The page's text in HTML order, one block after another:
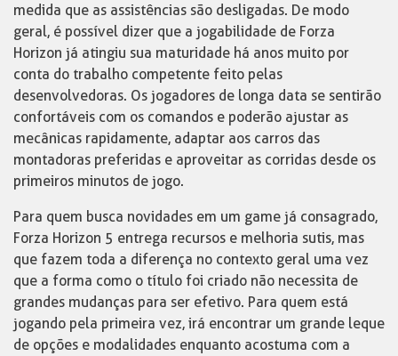
medida que as assistências são desligadas. De modo
geral, é possível dizer que a jogabilidade de Forza
Horizon já atingiu sua maturidade há anos muito por
conta do trabalho competente feito pelas
desenvolvedoras. Os jogadores de longa data se sentirão
confortáveis com os comandos e poderão ajustar as
mecânicas rapidamente, adaptar aos carros das
montadoras preferidas e aproveitar as corridas desde os
primeiros minutos de jogo.
Para quem busca novidades em um game já consagrado,
Forza Horizon 5 entrega recursos e melhoria sutis, mas
que fazem toda a diferença no contexto geral uma vez
que a forma como o título foi criado não necessita de
grandes mudanças para ser efetivo. Para quem está
jogando pela primeira vez, irá encontrar um grande leque
de opções e modalidades enquanto acostuma com a